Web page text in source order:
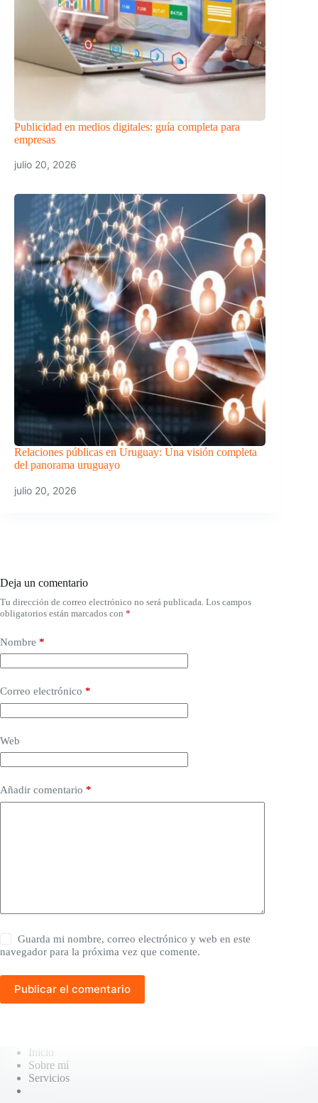
Publicidad en medios digitales: guía completa para
empresas
julio 20, 2026
Relaciones públicas en Uruguay: Una visión completa
del panorama uruguayo
julio 20, 2026
Deja un comentario
Tu dirección de correo electrónico no será publicada. Los campos
obligatorios están marcados con *
Nombre *
Correo electrónico *
Web
Añadir comentario *
Guarda mi nombre, correo electrónico y web en este
navegador para la próxima vez que comente.
Publicar el comentario
Inicio
Sobre mí
Servicios